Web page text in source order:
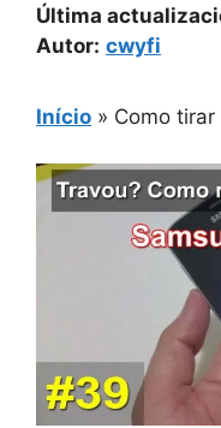
Última
Autor: cwyfi
Início » Como